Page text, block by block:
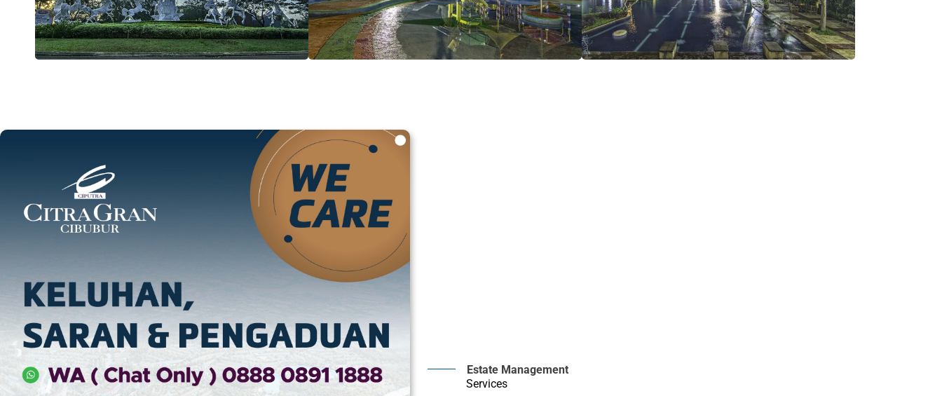
Estate Management
Services